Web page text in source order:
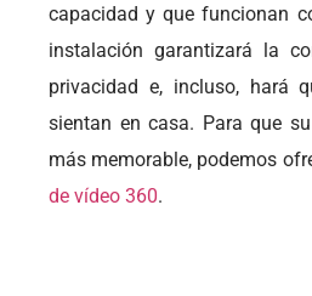
capacidad y que funcionan
instalación garantizará la
privacidad e, incluso, hará
sientan en casa. Para que
más memorable, podemos
de vídeo 360.